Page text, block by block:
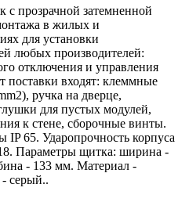
прозрачной затемненной
в жилых и
для установки
любых производителей:
отключения и управления
поставки входят: клеммные
ручка на дверце,
для пустых модулей,
к стене, сборочные винты.
65. Ударопрочность корпуса
Параметры щитка: ширина -
- 133 мм. Материал -
серый..